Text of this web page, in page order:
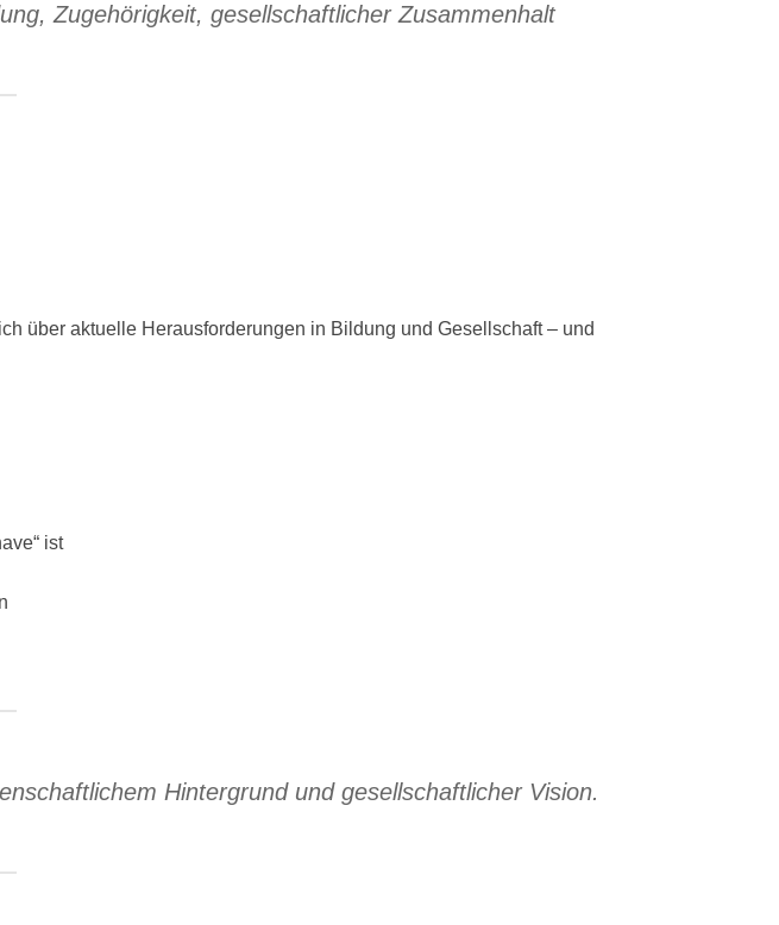
Zugehörigkeit, gesellschaftlicher Zusammenhalt
über aktuelle Herausforderungen in Bildung und Gesellschaft – und
ist
Hintergrund und gesellschaftlicher Vision.